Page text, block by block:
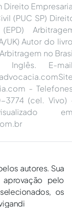
Direito
(PUC SP)
UK) Autor do
no
Inglês. E-
-
3774 (cel. Vivo)
autores. Sua
pelo
os